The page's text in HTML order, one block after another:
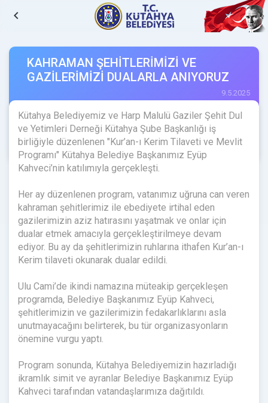
navigate_before
KAHRAMAN ŞEHİTLERİMİZİ VE
GAZİLERİMİZİ DUALARLA ANIYORUZ
9.5.2025
Kütahya Belediyemiz ve Harp Malulü Gaziler Şehit Dul
ve Yetimleri Derneği Kütahya Şube Başkanlığı iş
birliğiyle düzenlenen "Kur’an-ı Kerim Tilaveti ve Mevlit
Programı" Kütahya Belediye Başkanımız Eyüp
Kahveci’nin katılımıyla gerçekleşti.
Her ay düzenlenen program, vatanımız uğruna can veren
kahraman şehitlerimiz ile ebediyete irtihal eden
gazilerimizin aziz hatırasını yaşatmak ve onlar için
dualar etmek amacıyla gerçekleştirilmeye devam
ediyor. Bu ay da şehitlerimizin ruhlarına ithafen Kur’an-ı
Kerim tilaveti okunarak dualar edildi.
Ulu Cami’de ikindi namazına müteakip gerçekleşen
programda, Belediye Başkanımız Eyüp Kahveci,
şehitlerimizin ve gazilerimizin fedakarlıklarını asla
unutmayacağını belirterek, bu tür organizasyonların
önemine vurgu yaptı.
Program sonunda, Kütahya Belediyemizin hazırladığı
ikramlık simit ve ayranlar Belediye Başkanımız Eyüp
Kahveci tarafından vatandaşlarımıza dağıtıldı.